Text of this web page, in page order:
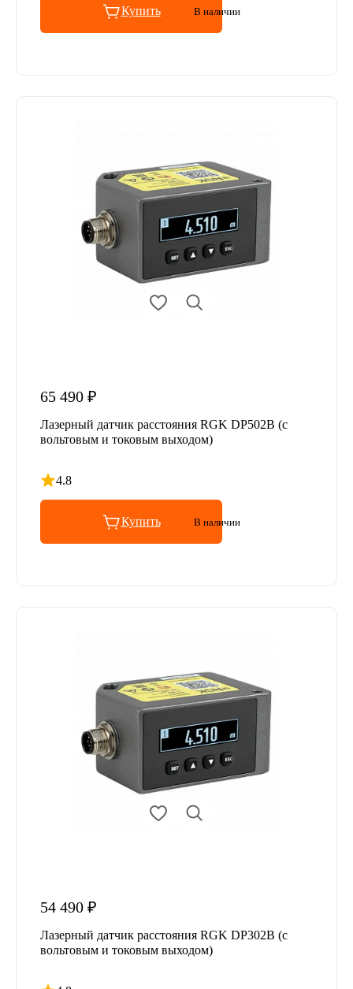
Купить В наличии
65 490 ₽
Лазерный датчик расстояния RGK DP502B (с
вольтовым и токовым выходом)
4.8
Рейтинг 4.8 из 5
Купить В наличии
54 490 ₽
Лазерный датчик расстояния RGK DP302B (с
вольтовым и токовым выходом)